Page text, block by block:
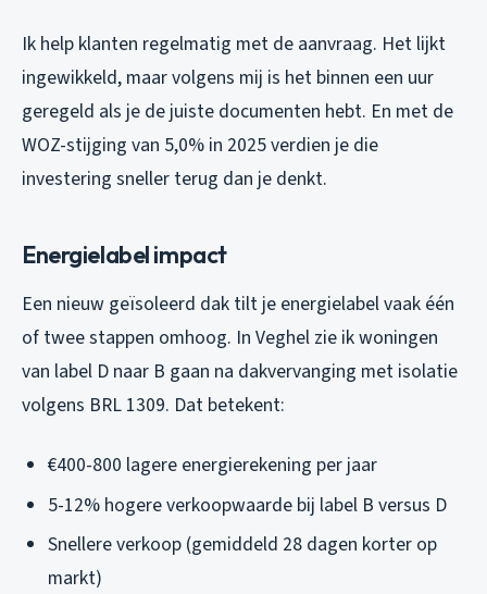
Ik help klanten regelmatig met de aanvraag. Het lijkt
ingewikkeld, maar volgens mij is het binnen een uur
geregeld als je de juiste documenten hebt. En met de
WOZ-stijging van 5,0% in 2025 verdien je die
investering sneller terug dan je denkt.
Energielabel impact
Een nieuw geïsoleerd dak tilt je energielabel vaak één
of twee stappen omhoog. In Veghel zie ik woningen
van label D naar B gaan na dakvervanging met isolatie
volgens BRL 1309. Dat betekent:
€400-800 lagere energierekening per jaar
5-12% hogere verkoopwaarde bij label B versus D
Snellere verkoop (gemiddeld 28 dagen korter op
markt)